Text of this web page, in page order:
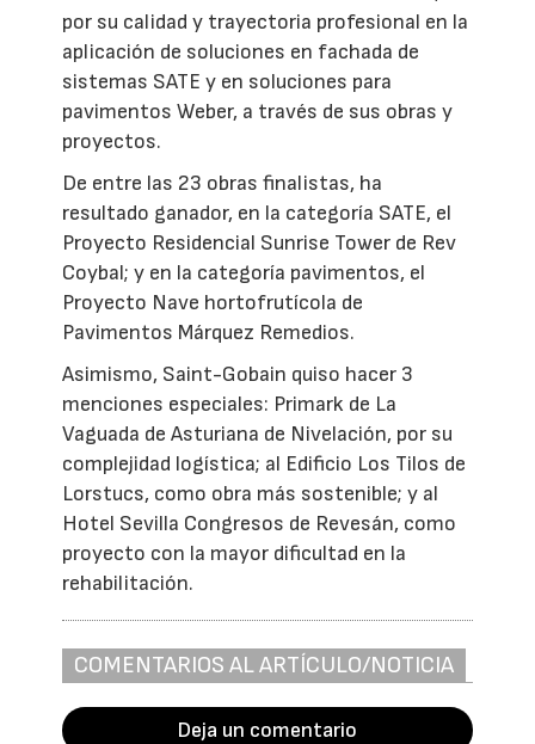
por su calidad y trayectoria profesional en la
aplicación de soluciones en fachada de
sistemas SATE y en soluciones para
pavimentos Weber, a través de sus obras y
proyectos.
De entre las 23 obras finalistas, ha
resultado ganador, en la categoría SATE, el
Proyecto Residencial Sunrise Tower de Rev
Coybal; y en la categoría pavimentos, el
Proyecto Nave hortofrutícola de
Pavimentos Márquez Remedios.
Asimismo, Saint-Gobain quiso hacer 3
menciones especiales: Primark de La
Vaguada de Asturiana de Nivelación, por su
complejidad logística; al Edificio Los Tilos de
Lorstucs, como obra más sostenible; y al
Hotel Sevilla Congresos de Revesán, como
proyecto con la mayor dificultad en la
rehabilitación.
COMENTARIOS AL ARTÍCULO/NOTICIA
Deja un comentario